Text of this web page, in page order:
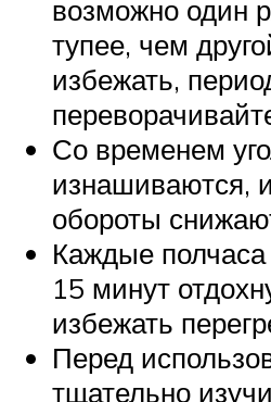
возможно один
тупее, чем
избежать,
Со временем
изнашиваются,
обороты
Каждые
15 минут
избежать
Перед
тщательно